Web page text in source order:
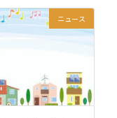
ニュース